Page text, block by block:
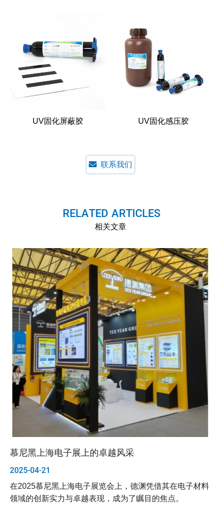
UV固化屏蔽胶 UV固化感压胶
联系我们
R E LAT E D A RT I C L ES
相关文章
慕尼黑上海电子展上的卓越风采
2025-04-21
在2025慕尼黑上海电子展览会上，德渊凭借其在电子材料
领域的创新实力与卓越表现，成为了瞩目的焦点。